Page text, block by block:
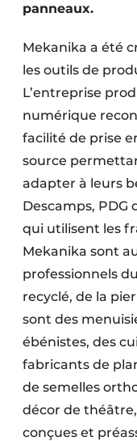
panneaux.
Mekanika a été
les outils de
L’entreprise
numérique
facilité de prise
source
adapter à leurs
Descamps, PDG
qui utilisent les
Mekanika sont
professionnels
recyclé, de la
sont des
ébénistes, des
fabricants de
de semelles
décor de
conçues et